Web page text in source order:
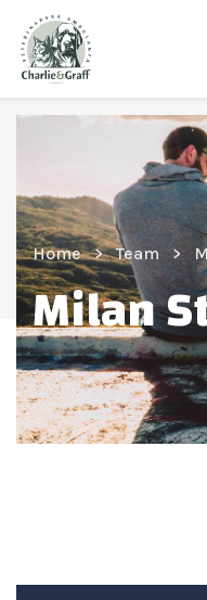
Home Team
Milan